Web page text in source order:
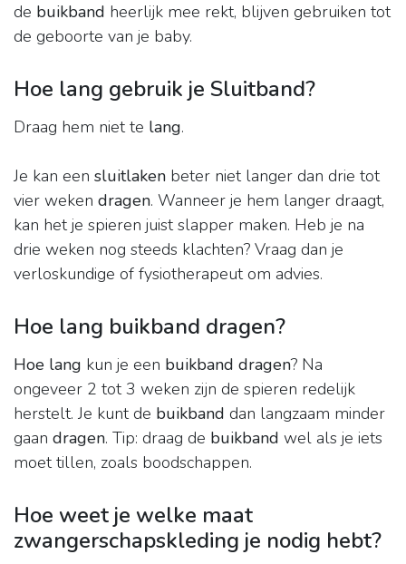
de buikband heerlijk mee rekt, blijven gebruiken tot
de geboorte van je baby.
Hoe lang gebruik je Sluitband?
Draag hem niet te lang.
Je kan een sluitlaken beter niet langer dan drie tot
vier weken dragen. Wanneer je hem langer draagt,
kan het je spieren juist slapper maken. Heb je na
drie weken nog steeds klachten? Vraag dan je
verloskundige of fysiotherapeut om advies.
Hoe lang buikband dragen?
Hoe lang kun je een buikband dragen? Na
ongeveer 2 tot 3 weken zijn de spieren redelijk
herstelt. Je kunt de buikband dan langzaam minder
gaan dragen. Tip: draag de buikband wel als je iets
moet tillen, zoals boodschappen.
Hoe weet je welke maat
zwangerschapskleding je nodig hebt?